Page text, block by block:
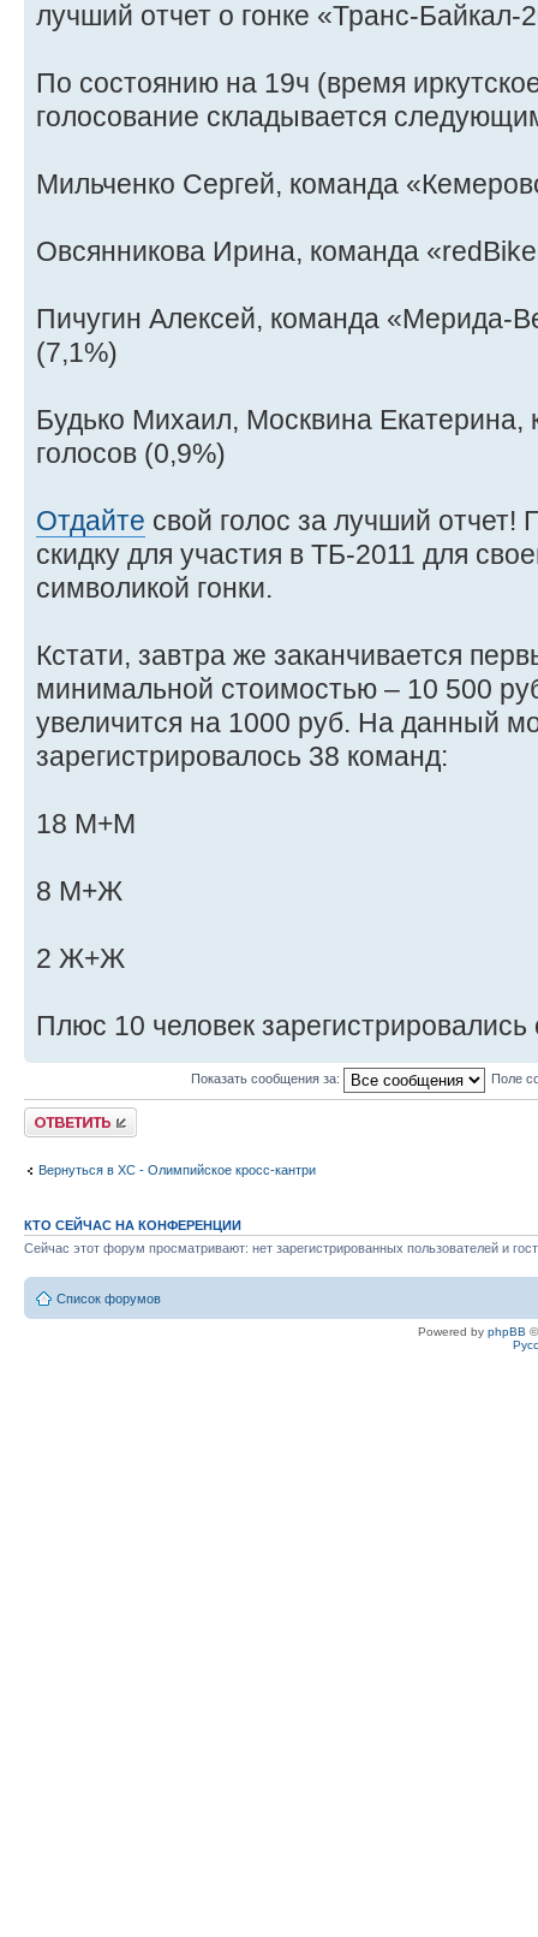
лучший отчет о гонке «Транс-Байкал-
По состоянию на 19ч (время
голосование складывается
Мильченко Сергей, команда
Овсянникова Ирина, команда
Пичугин Алексей, команда «Мерида-
(7,1%)
Будько Михаил, Москвина Екатерина,
голосов (0,9%)
Отдайте свой голос за лучший отчет!
скидку для участия в ТБ-2011 для
символикой гонки.
Кстати, завтра же заканчивается
минимальной стоимостью – 10 500
увеличится на 1000 руб. На данный
зарегистрировалось 38 команд:
18 М+М
8 М+Ж
2 Ж+Ж
Плюс 10 человек
Показать сообщения за: Поле
Ответить
Вернуться в XC - Олимпийское кросс-кантри
КТО СЕЙЧАС НА КОНФЕРЕНЦИИ
Сейчас этот форум просматривают: нет зарегистрированных пользователей и
Список форумов
Powered by phpBB